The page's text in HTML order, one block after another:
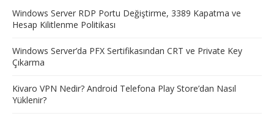
Windows Server RDP Portu Değiştirme, 3389 Kapatma ve
Hesap Kilitlenme Politikası
Windows Server’da PFX Sertifikasından CRT ve Private Key
Çıkarma
Kivaro VPN Nedir? Android Telefona Play Store’dan Nasıl
Yüklenir?